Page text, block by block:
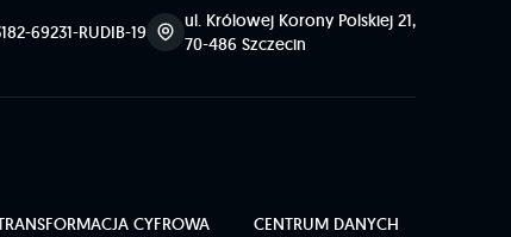
69231-RUDIB-19
ul. Królowej Korony Polskiej 21,
70-486 Szczecin
CYFROWA CENTRUM DANYCH